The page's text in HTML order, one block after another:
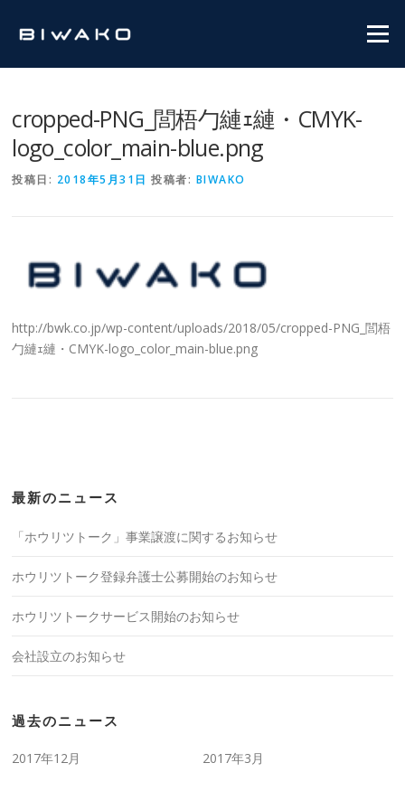
メニュ
cropped-PNG_閭梧勹縺ｪ縺・CMYK-
logo_color_main-blue.png
投稿日: 2018年5月31日 投稿者: BIWAKO
http://bwk.co.jp/wp-content/uploads/2018/05/cropped-PNG_閭梧
勹縺ｪ縺・CMYK-logo_color_main-blue.png
最新のニュース
「ホウリツトーク」事業譲渡に関するお知らせ
ホウリツトーク登録弁護士公募開始のお知らせ
ホウリツトークサービス開始のお知らせ
会社設立のお知らせ
過去のニュース
2017年12月 2017年3月